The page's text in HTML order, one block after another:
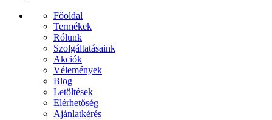
Főoldal
Termékek
Rólunk
Szolgáltatásaink
Akciók
Vélemények
Blog
Letöltések
Elérhetőség
Ajánlatkérés